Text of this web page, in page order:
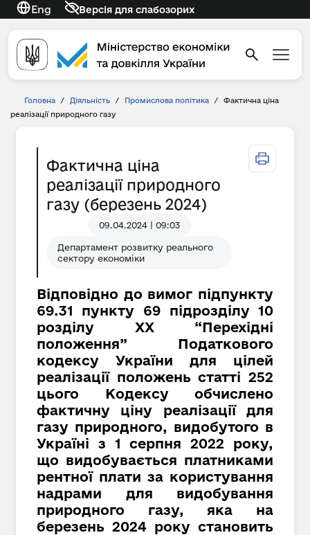
Eng Версія для слабозорих
Головна / Діяльність / Промислова політика /
Фактична ціна
реалізації природного газу
Фактична ціна
реалізації природного
газу (березень 2024)
09.04.2024 | 09:03
Департамент розвитку реального
сектору економіки
Відповідно до вимог підпункту
69.31 пункту 69 підрозділу 10
розділу XX “Перехідні
положення” Податкового
кодексу України для цілей
реалізації положень статті 252
цього Кодексу обчислено
фактичну ціну реалізації для
газу природного, видобутого в
Україні з 1 серпня 2022 року,
що видобувається платниками
рентної плати за користування
надрами для видобування
природного газу, яка на
березень 2024 року становить